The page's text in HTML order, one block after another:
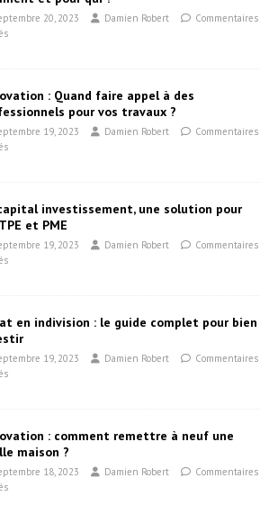
20, 2023 Damien Robert
Commentaires
: Quand faire appel à des
pour vos travaux ?
19, 2023 Damien Robert
Commentaires
investissement, une solution pour
et PME
19, 2023 Damien Robert
Commentaires
en indivision : le guide complet pour bien
19, 2023 Damien Robert
Commentaires
: comment remettre à neuf une
maison ?
18, 2023 Damien Robert
Commentaires